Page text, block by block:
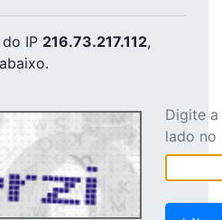
do IP 216.73.217.112,
Digite
lado no